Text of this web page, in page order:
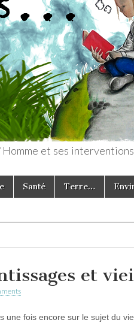
et ses
Santé Terre…
et
une fois encore sur le sujet du